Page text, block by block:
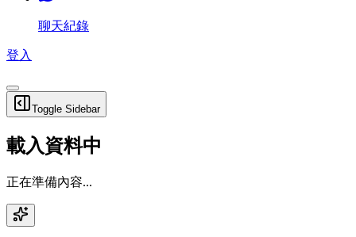
聊天紀錄
登入
Toggle Sidebar
載入資料中
正在準備內容...